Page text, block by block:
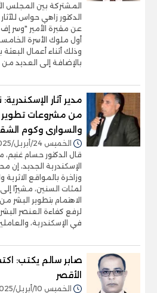
المشتركة بين المجلس
الدكتور زاهي حواس
عن مقبرة الأمير "وسر
أول ملوك الأسرة
وذلك أثناء أعمال
بالإضافة إلى العديد من
مدير آثار
من مشروعات
والسوارى وكوم
الخميس 24/أبريل/2025 - 01:44 م
قال الدكتور حسام غنيم،
الإسكندرية الجديد، إن
وزاخرة بالمواقع الاثرية
لمئات السنين، مشيرًا
الاهتمام بتطوير البشر
لرفع كفاءة العنصر
في الإسكندرية،
صابر سالم يكتب:
الأقصر
الخميس 10/أبريل/2025 - 02:47 م